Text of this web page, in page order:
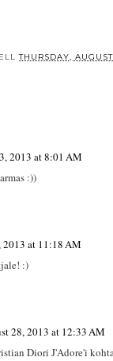
THURSDAY,
2013 at 8:01 AM
:))
2013 at 11:18 AM
:)
28, 2013 at 12:33 AM
Diori J'Adore'i